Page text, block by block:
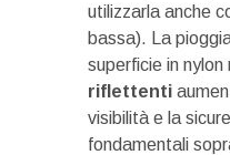
utilizzarla anche
bassa). La
superficie in nylon
riflettenti
visibilità e la
fondamentali